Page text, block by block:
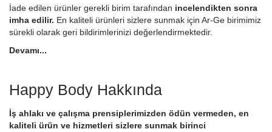
İade edilen ürünler gerekli birim tarafından incelendikten sonra
imha edilir. En kaliteli ürünleri sizlere sunmak için Ar-Ge birimimiz
sürekli olarak geri bildirimlerinizi değerlendirmektedir.
Devamı...
Happy Body Hakkında
İş ahlakı ve çalışma prensiplerimizden ödün vermeden, en
kaliteli ürün ve hizmetleri sizlere sunmak birinci